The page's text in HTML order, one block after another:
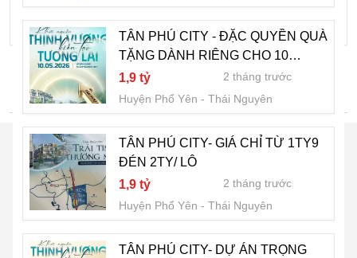
1,9 tỷ
2 tháng trước
Huyện Phổ Yên
Thái Nguyên
TÌM NHIỀU HƠN
TÂN PHÚ CITY - ĐẶC QUYỀN QUÀ
TẶNG DÀNH RIÊNG CHO 10
KHÁCH HÀNG ĐẦU TIÊN
1,9 tỷ
2 tháng trước
Huyện Phổ Yên
Thái Nguyên
TÂN PHÚ CITY- GIÁ CHỈ TỪ 1TY9
ĐÉN 2TY/ LÔ
1,9 tỷ
2 tháng trước
Huyện Phổ Yên
Thái Nguyên
TÂN PHÚ CITY- DỰ ÁN TRỌNG